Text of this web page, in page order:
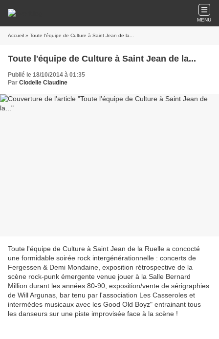
MENU
Accueil » Toute l'équipe de Culture à Saint Jean de la...
Toute l'équipe de Culture à Saint Jean de la...
Publié le 18/10/2014 à 01:35
Par Clodelle Claudine
Toute l'équipe de Culture à Saint Jean de la Ruelle a concocté
une formidable soirée rock intergénérationnelle : concerts de
Fergessen & Demi Mondaine, exposition rétrospective de la
scène rock-punk émergente venue jouer à la Salle Bernard
Million durant les années 80-90, exposition/vente de sérigraphies
de Will Argunas, bar tenu par l'association Les Casseroles et
intermèdes musicaux avec les Good Old Boyz" entrainant tous
les danseurs sur une piste improvisée face à la scène !